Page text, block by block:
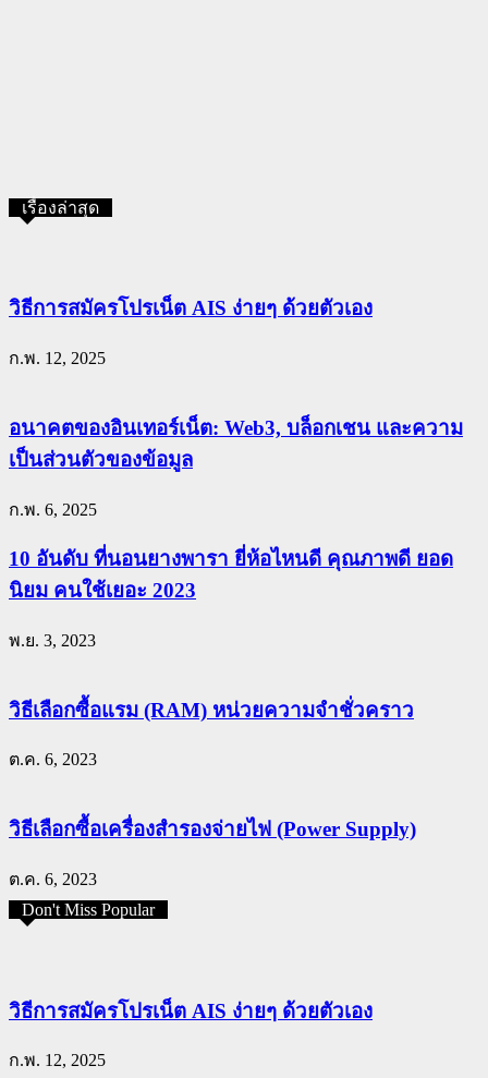
เรื่องล่าสุด
วิธีการสมัครโปรเน็ต AIS ง่ายๆ ด้วยตัวเอง
ก.พ. 12, 2025
อนาคตของอินเทอร์เน็ต: Web3, บล็อกเชน และความ
เป็นส่วนตัวของข้อมูล
ก.พ. 6, 2025
10 อันดับ ที่นอนยางพารา ยี่ห้อไหนดี คุณภาพดี ยอด
นิยม คนใช้เยอะ 2023
พ.ย. 3, 2023
วิธีเลือกซื้อแรม (RAM) หน่วยความจำชั่วคราว
ต.ค. 6, 2023
วิธีเลือกซื้อเครื่องสำรองจ่ายไฟ (Power Supply)
ต.ค. 6, 2023
Don't Miss Popular
วิธีการสมัครโปรเน็ต AIS ง่ายๆ ด้วยตัวเอง
ก.พ. 12, 2025